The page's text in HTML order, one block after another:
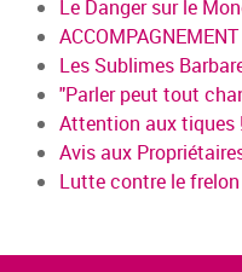
Le Danger sur le
Les Sublimes
"Parler peut tout
Attention aux tiques !
Avis aux
Lutte contre le